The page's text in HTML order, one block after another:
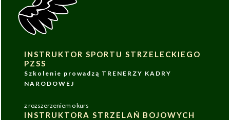
INSTRUKTOR SPORTU STRZELECKIEGO
PZSS
Szkolenie prowadzą TRENERZY KADRY
NARODOWEJ
z rozszerzeniem o kurs
INSTRUKTORA STRZELAŃ BOJOWYCH